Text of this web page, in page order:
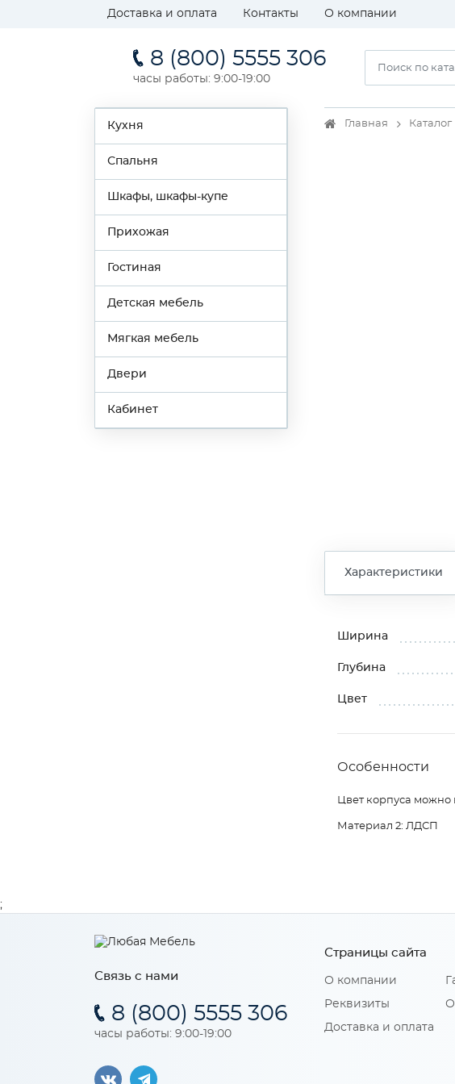
Доставка и оплата Контакты О компании
8 (800) 5555 306
часы работы: 9:00-19:00
Кухня
Спальня
Шкафы, шкафы-купе
Прихожая
Гостиная
Детская мебель
Мягкая мебель
Двери
Кабинет
Главная Каталог
Характеристики
Ширина
Глубина
Цвет
Особенности
Цвет корпуса можно
Материал 2: ЛДСП
Связь с нами
8 (800) 5555 306
часы работы: 9:00-19:00
Страницы сайта
О компании
Реквизиты
Доставка и оплата
;